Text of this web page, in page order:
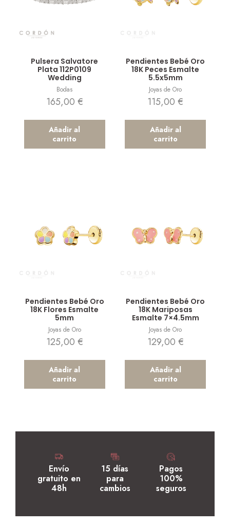
Pulsera Salvatore
Plata 112P0109
Wedding
Bodas
165,00 €
Añadir al
carrito
Pendientes Bebé Oro
18K Peces Esmalte
5.5x5mm
Joyas de Oro
115,00€
Añadir al
carrito
Pendientes Bebé Oro
18K Flores Esmalte
5mm
Joyas de Oro
125,00 €
Añadir al
carrito
Pendientes Bebé Oro
18K Mariposas
Esmalte 7×4.5mm
Joyas de Oro
129,00 €
Añadir al
carrito
Envío
gratuito en
48h
15 días
para
cambios
Pagos
100%
seguros